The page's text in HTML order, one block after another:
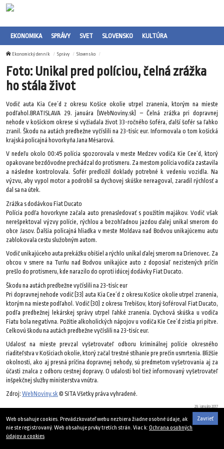
EKONOMIKA SPRÁVY SVET SLOVENSKO KULTÚRA
Ekonomický denník Správy Slovensko
Foto: Unikal pred políciou, čelná zrážka
ho stála život
Vodič auta Kia Cee´d z okresu Košice okolie utrpel zranenia, ktorým na mieste
podľahol.BRATISLAVA 29. januára (WebNoviny.sk) – Čelná zrážka pri dopravnej
nehode v košickom okrese si vyžiadala život 33-ročného šoféra, ďalší šofér sa ľahko
zranil. Škodu na autách predbežne vyčíslili na 23-tisíc eur. Informovala o tom košická
krajská policajná hovorkyňa Jana Mésarová.
V nedeľu okolo 00:45 polícia spozorovala v meste Medzev vodiča Kie Cee´d, ktorý
opakovane bezdôvodne prechádzal do protismeru. Za mestom polícia vodiča zastavila
a následne kontrolovala. Šofér predložil doklady potrebné k vedeniu vozidla. Na
výzvu, aby vypol motor a podrobil sa dychovej skúške nereagoval, zaradil rýchlosť a
dal sa na útek.
Zrážka s dodávkou Fiat Ducato
Polícia podľa hovorkyne začala auto prenasledovať s použitím majákov. Vodič však
nerešpektoval výzvy polície, rýchlou a bezohľadnou jazdou ďalej unikal smerom do
obce Jasov. Ďalšia policajná hliadka v meste Moldava nad Bodvou unikajúcemu autu
zablokovala cestu služobným autom.
Vodič unikajúceho auta prekážku obišiel a rýchlo unikal ďalej smerom na Drienovec. Za
obcou v smere na Turňu nad Bodvou unikajúce auto z doposiaľ nezistených príčin
prešlo do protismeru, kde narazilo do oproti idúcej dodávky Fiat Ducato.
Škodu na autách predbežne vyčíslili na 23-tisíc eur
Pri dopravnej nehode vodič (33) auta Kia Cee´d z okresu Košice okolie utrpel zranenia,
ktorým na mieste podľahol. Vodič (30) z okresu Trebišov, ktorý šoféroval Fiat Ducato,
podľa predbežnej lekárskej správy utrpel ľahké zranenia. Dychová skúška u vodiča
Fiatu bola negatívna. Požitie alkoholických nápojov u vodiča Kie Cee´d zistia pri pitve.
Celkovú škodu na autách predbežne vyčíslili na 23-tisíc eur.
Udalosť na mieste prevzal vyšetrovateľ odboru kriminálnej polície okresného
riaditeľstva v Košiciach okolie, ktorý začal trestné stíhanie pre prečin usmrtenia. Bližšie
okolnosti, ako aj presná príčina dopravnej nehody, sú predmetom vyšetrovania aj za
účasti znalca z odboru cestnej dopravy. O udalosti bol tiež informovaný vyšetrovateľ
inšpekčnej služby ministerstva vnútra.
Zdroj: WebNoviny.sk© SITA Všetky práva vyhradené.
29. januára 2017
Zavrieť
Web obsahuje cookies. Prevádzkovateľ webu nezbiera žiadne osobné údaje, ak
nie ste registrovaný. Web obsahuje prvky tretích strán. Viac k: Ochrana osobných
údajov a cookies